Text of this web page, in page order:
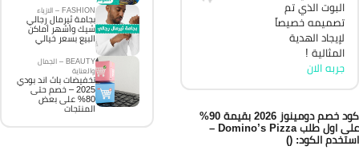
البوت الذي تم
تصميمه خصيصاً
لإيجاد الهدية
المثالية !
جربه الان
كود خصم دومينوز 2026 بقيمة 90%
على اول طلب Domino’s Pizza –
الكود: ()
FASHION – الازياء
بجامة ثيرمال رجالي
شيك وأشهر أماكن
البيع بسعر خيالي
BEAUTY – الجمال
والعناية
تخفيضات باث اند بودي
2025 – خصم حتى
80% على بعض
المنتجات